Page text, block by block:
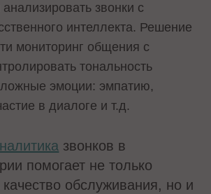
звонки с
интеллекта. Решение
мониторинг общения с
тональность
эмоции: эмпатию,
в диалоге и т.д.
звонков в
помогает не только
обслуживания, но и